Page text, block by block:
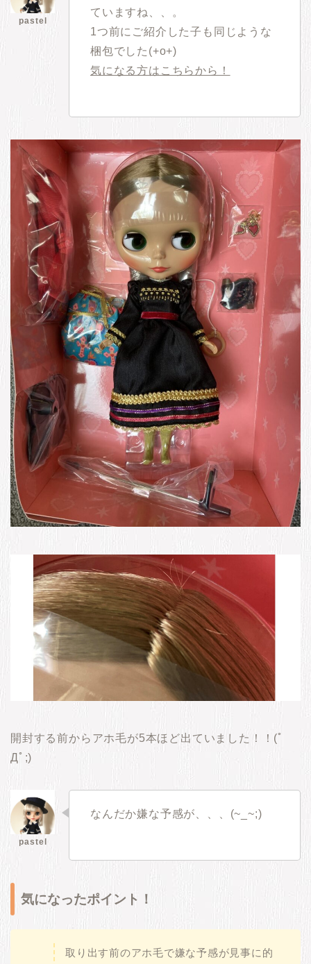
ていますね、、。
1つ前にご紹介した子も同じような
梱包でした(+o+)
気になる方はこちらから！
開封する前からアホ毛が5本ほど出ていました！！(ﾟ
Дﾟ;)
なんだか嫌な予感が、、、(~_~;)
気になったポイント！
取り出す前のアホ毛で嫌な予感が見事に的